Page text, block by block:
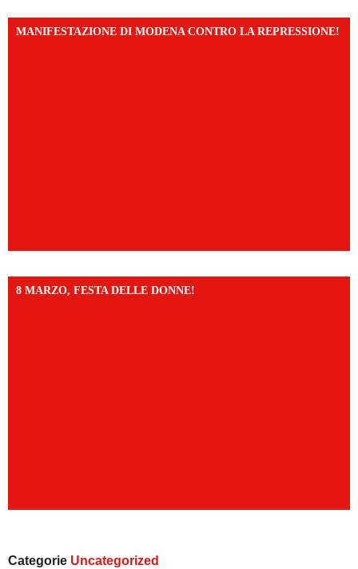
MANIFESTAZIONE DI MODENA CONTRO LA REPRESSIONE!
8 MARZO, FESTA DELLE DONNE!
Categorie Uncategorized